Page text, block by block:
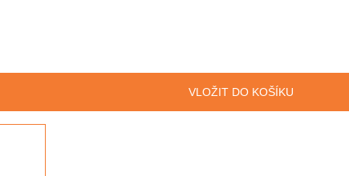
VLOŽIT DO KOŠÍKU